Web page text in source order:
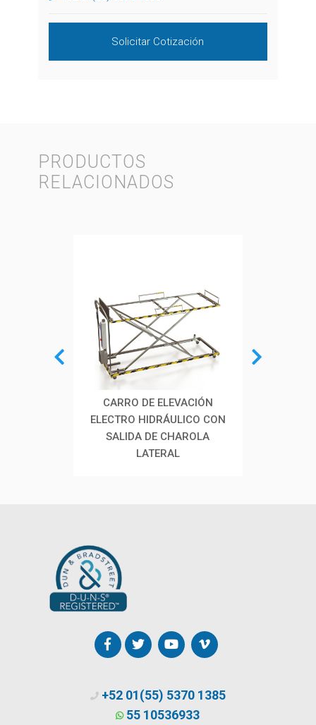
Solicitar Cotización
PRODUCTOS
RELACIONADOS
CARRO DE ELEVACIÓN
ELECTRO HIDRÁULICO CON
SALIDA DE CHAROLA
LATERAL
+52 01(55) 5370 1385
55 10536933